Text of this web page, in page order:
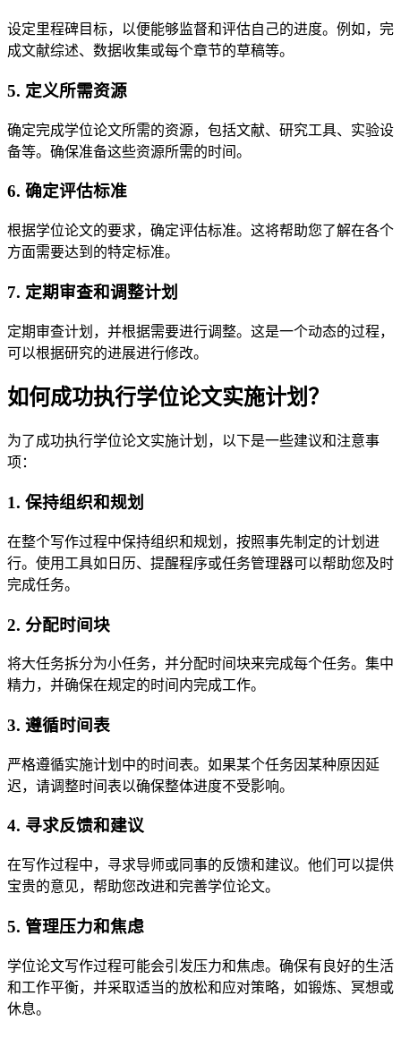
设定里程碑目标，以便能够监督和评估自己的进度。例如，完
成文献综述、数据收集或每个章节的草稿等。
5. 定义所需资源
确定完成学位论文所需的资源，包括文献、研究工具、实验设
备等。确保准备这些资源所需的时间。
6. 确定评估标准
根据学位论文的要求，确定评估标准。这将帮助您了解在各个
方面需要达到的特定标准。
7. 定期审查和调整计划
定期审查计划，并根据需要进行调整。这是一个动态的过程，
可以根据研究的进展进行修改。
如何成功执行学位论文实施计划？
为了成功执行学位论文实施计划，以下是一些建议和注意事
项：
1. 保持组织和规划
在整个写作过程中保持组织和规划，按照事先制定的计划进
行。使用工具如日历、提醒程序或任务管理器可以帮助您及时
完成任务。
2. 分配时间块
将大任务拆分为小任务，并分配时间块来完成每个任务。集中
精力，并确保在规定的时间内完成工作。
3. 遵循时间表
严格遵循实施计划中的时间表。如果某个任务因某种原因延
迟，请调整时间表以确保整体进度不受影响。
4. 寻求反馈和建议
在写作过程中，寻求导师或同事的反馈和建议。他们可以提供
宝贵的意见，帮助您改进和完善学位论文。
5. 管理压力和焦虑
学位论文写作过程可能会引发压力和焦虑。确保有良好的生活
和工作平衡，并采取适当的放松和应对策略，如锻炼、冥想或
休息。